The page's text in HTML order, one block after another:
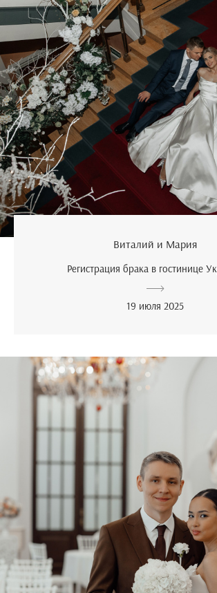
Виталий и Мария
Регистрация брака в гостинице
19 июля 2025